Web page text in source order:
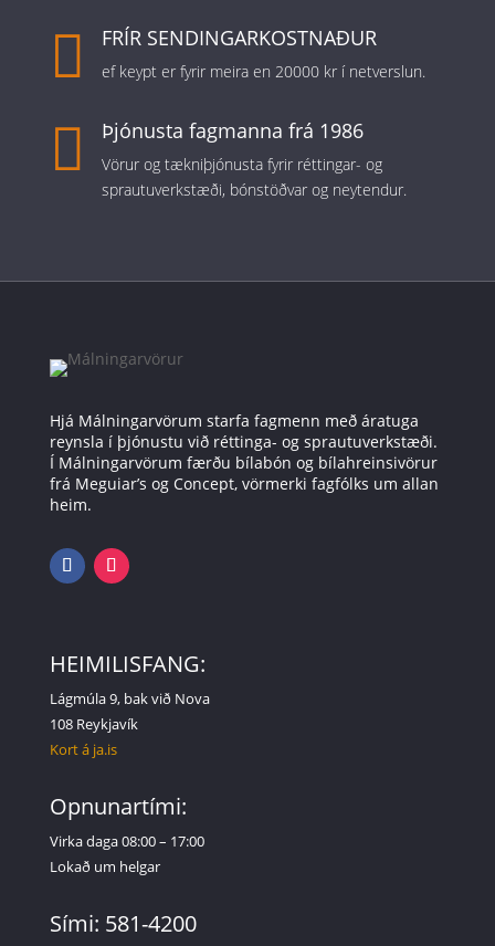
 FRÍR SENDINGARKOSTNAÐUR
ef keypt er fyrir meira en 20000 kr í netverslun.
 Þjónusta fagmanna frá 1986
Vörur og tækniþjónusta fyrir réttingar- og
sprautuverkstæði, bónstöðvar og neytendur.
Hjá Málningarvörum starfa fagmenn með áratuga
reynsla í þjónustu við réttinga- og sprautuverkstæði.
Í Málningarvörum færðu bílabón og bílahreinsivörur
frá Meguiar’s og Concept, vörmerki fagfólks um allan
heim.
HEIMILISFANG:
Lágmúla 9, bak við Nova
108 Reykjavík
Kort á ja.is
Opnunartími:
Virka daga 08:00 – 17:00
Lokað um helgar
Sími: 581-4200